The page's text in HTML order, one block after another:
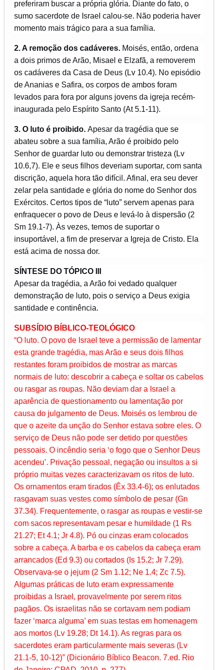
preferiram buscar a própria glória. Diante do fato, o
sumo sacerdote de Israel calou-se. Não poderia haver
momento mais trágico para a sua família.
2. A remoção dos cadáveres. Moisés, então, ordena
a dois primos de Arão, Misael e Elzafã, a removerem
os cadáveres da Casa de Deus (Lv 10.4). No episódio
de Ananias e Safira, os corpos de ambos foram
levados para fora por alguns jovens da igreja recém-
inaugurada pelo Espírito Santo (At 5.1-11).
3. O luto é proibido. Apesar da tragédia que se
abateu sobre a sua família, Arão é proibido pelo
Senhor de guardar luto ou demonstrar tristeza (Lv
10.6,7). Ele e seus filhos deveriam suportar, com santa
discrição, aquela hora tão difícil. Afinal, era seu dever
zelar pela santidade e glória do nome do Senhor dos
Exércitos. Certos tipos de “luto” servem apenas para
enfraquecer o povo de Deus e levá-lo à dispersão (2
Sm 19.1-7). Às vezes, temos de suportar o
insuportável, a fim de preservar a Igreja de Cristo. Ela
está acima de nossa dor.
SÍNTESE DO TÓPICO III
Apesar da tragédia, a Arão foi vedado qualquer
demonstração de luto, pois o serviço a Deus exigia
santidade e continência.
SUBSÍDIO BÍBLICO-TEOLÓGICO
“O luto. O povo de Israel teve a permissão de lamentar
esta grande tragédia, mas Arão e seus dois filhos
restantes foram proibidos de mostrar as marcas
normais de luto: descobrir a cabeça e soltar os cabelos
ou rasgar as roupas. Não deviam dar a Israel a
aparência de questionamento ou lamentação por
causa do julgamento de Deus. Moisés os lembrou de
que o azeite da unção do Senhor estava sobre eles. O
serviço de Deus não pode ser detido por questões
pessoais. O incêndio seria ‘o fogo que o Senhor Deus
acendeu’. Privação pessoal, negação ou insultos a si
próprio muitas vezes caracterizavam os ritos de luto.
Os ornamentos eram tirados (Êx 33.4-6); os enlutados
rasgavam suas vestes como símbolo de pesar (Gn
37.34). Frequentemente, o rasgar as roupas e vestir-se
com sacos representavam pesar e humildade (1 Rs
21.27; Et 4.1; Jr 4.8). Pó ou cinzas eram colocados
sobre a cabeça. A barba e os cabelos da cabeça eram
arrancados (Ed 9.3) ou cortados (Is 15.2; Jr 7.29).
Observava-se o jejum (2 Sm 1.12; Ne 1.4; Zc 7.5).
Algumas práticas de luto eram expressamente
proibidas a Israel, provavelmente por serem ritos
pagãos. Os israelitas não se cortavam nem podiam
fazer ‘marca alguma’ em suas testas em homenagem
aos mortos (Lv 19.28; Dt 14.1). As regras para os
sacerdotes eram particularmente mais severas (Lv
21.1-5, 10-12)” (Dicionário Bíblico Beacon. 7.ed. Rio